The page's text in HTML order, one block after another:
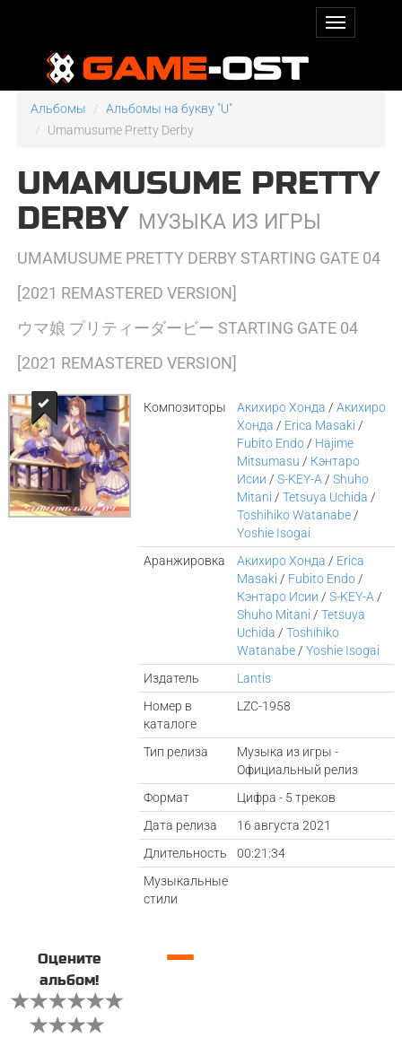
Альбомы
Альбомы на букву "U"
Umamusume Pretty Derby
UMAMUSUME PRETTY
DERBY МУЗЫКА ИЗ ИГРЫ
UMAMUSUME PRETTY DERBY STARTING GATE 04
[2021 REMASTERED VERSION]
ウマ娘 プリティーダービー STARTING GATE 04
[2021 REMASTERED VERSION]
Композиторы Акихиро Хонда /Акихиро
Хонда / Erica Masaki /
Fubito Endo / Hajime
Mitsumasu / Кэнтаро
Исии /S-KEY-A /Shuho
Mitani /Tetsuya Uchida /
Toshihiko Watanabe /
Yoshie Isogai
Аранжировка
Акихиро Хонда / Erica
Masaki / Fubito Endo /
Кэнтаро Исии /S-KEY-A /
Shuho Mitani /Tetsuya
Uchida /Toshihiko
Watanabe /Yoshie Isogai
Издатель
Lantis
Номер в
каталоге
LZC-1958
Тип релиза
Музыка из игры -
Официальный релиз
Формат
Цифра - 5 треков
Дата релиза
16 августа 2021
Длительность
00:21:34
Музыкальные
стили
Оцените
альбом!
—